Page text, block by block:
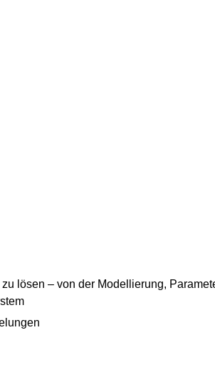
lösen – von der Modellierung,